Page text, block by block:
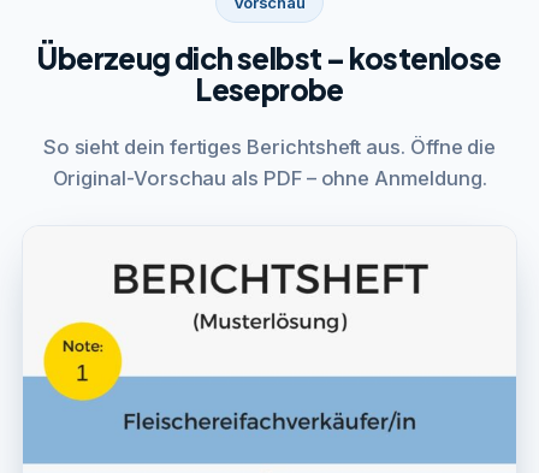
Überzeug dich selbst – kostenlose
Leseprobe
So sieht dein fertiges Berichtsheft aus. Öffne die
Original-Vorschau als PDF – ohne Anmeldung.